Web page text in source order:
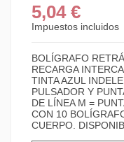
5,04 €
Impuestos incluidos
BOLÍGRAFO
RECARGA
TINTA AZUL
PULSADOR Y
DE LÍNEA M =
CON 10
CUERPO.